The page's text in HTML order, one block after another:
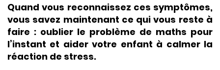
Quand vous reconnaissez ces symptômes,
vous savez maintenant ce qui vous reste à
faire : oublier le problème de maths pour
l’instant et aider votre enfant à calmer la
réaction de stress.